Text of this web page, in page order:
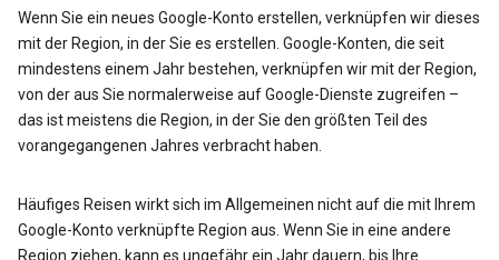
Wenn Sie ein neues Google-Konto erstellen, verknüpfen wir dieses
mit der Region, in der Sie es erstellen. Google-Konten, die seit
mindestens einem Jahr bestehen, verknüpfen wir mit der Region,
von der aus Sie normalerweise auf Google-Dienste zugreifen –
das ist meistens die Region, in der Sie den größten Teil des
vorangegangenen Jahres verbracht haben.
Häufiges Reisen wirkt sich im Allgemeinen nicht auf die mit Ihrem
Google-Konto verknüpfte Region aus. Wenn Sie in eine andere
Region ziehen, kann es ungefähr ein Jahr dauern, bis Ihre